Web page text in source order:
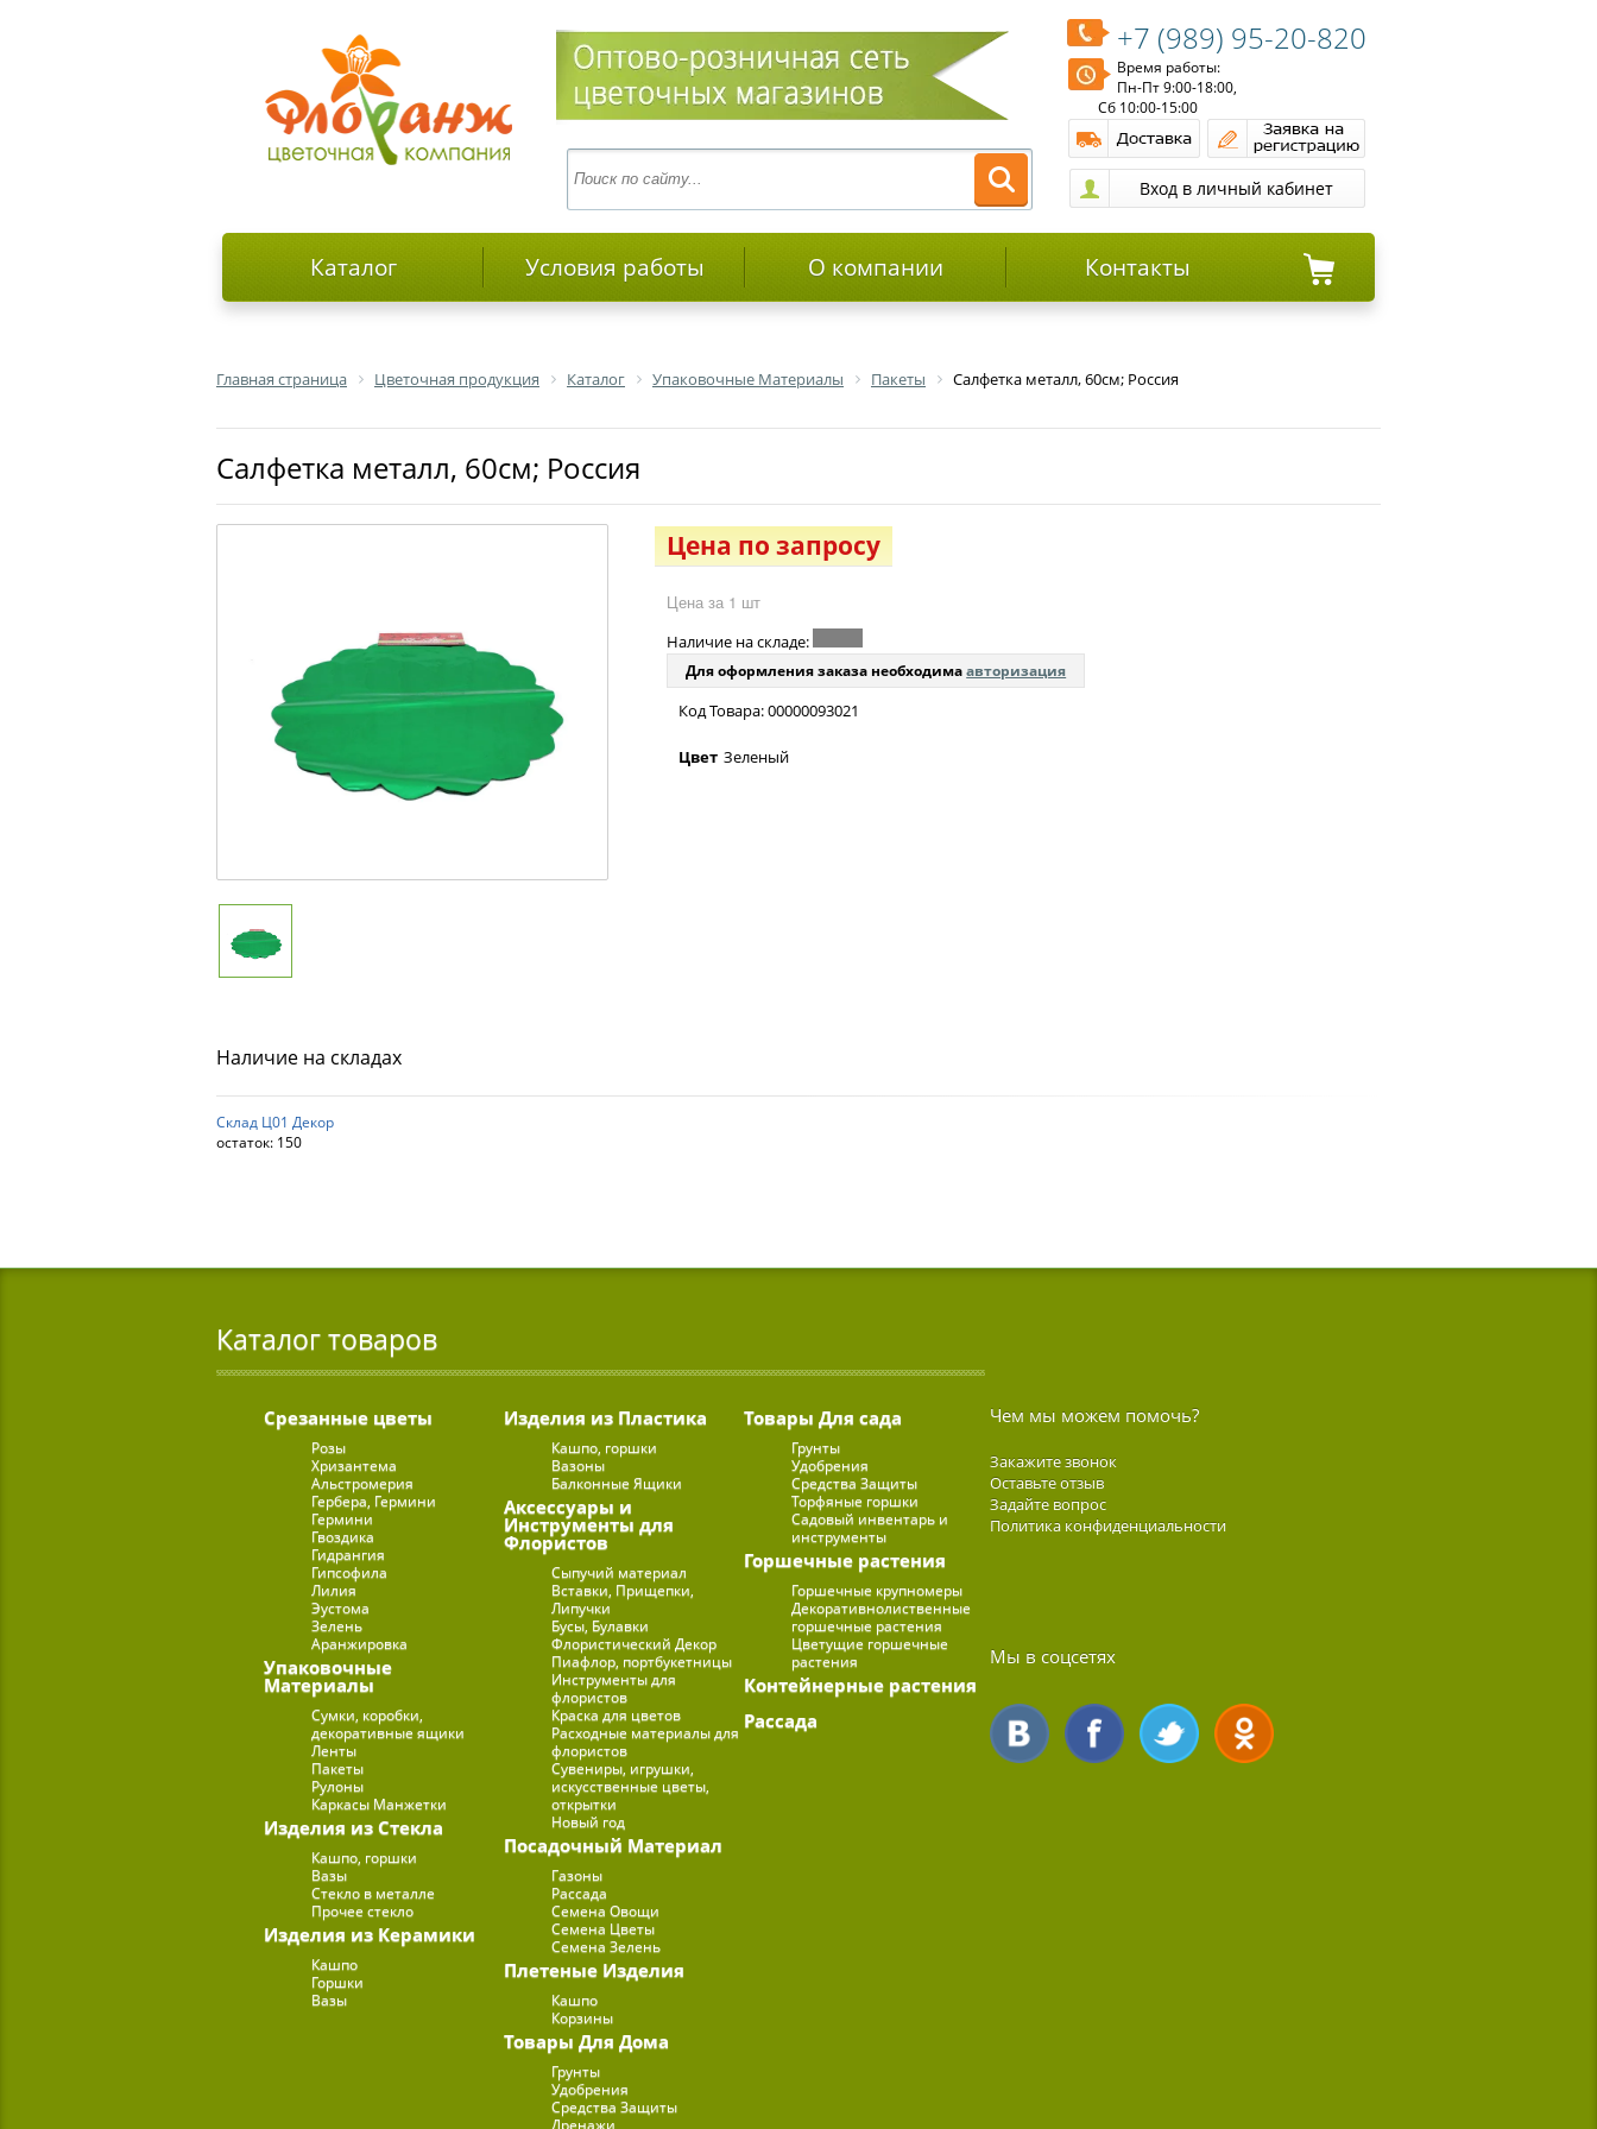
+7 (989) 95-20-820
Время работы:
Пн-Пт 9:00-18:00,
Сб 10:00-15:00
Каталог Условия работы О компании Контакты
Главная страница Цветочная продукция Каталог Упаковочные Материалы Пакеты Салфетка металл, 60см; Россия
Салфетка металл, 60см; Россия
Цена по запросу
Цена за 1 шт
Наличие на складе:
Для оформления заказа необходимаавторизация
Код Товара: 00000093021
Цвет Зеленый
Наличие на складах
Склад Ц01 Декор
остаток: 150
Каталог товаров
Срезанные цветы
Розы
Хризантема
Альстромерия
Гербера, Гермини
Гермини
Гвоздика
Гидрангия
Гипсофила
Лилия
Эустома
Зелень
Аранжировка
Упаковочные
Материалы
Сумки, коробки,
декоративные ящики
Ленты
Пакеты
Рулоны
Каркасы Манжетки
Изделия из Стекла
Кашпо, горшки
Вазы
Стекло в металле
Прочее стекло
Изделия из Керамики
Кашпо
Горшки
Вазы
Изделия из Пластика
Кашпо, горшки
Вазоны
Балконные Ящики
Аксессуары и
Инструменты для
Флористов
Сыпучий материал
Вставки, Прищепки,
Липучки
Бусы, Булавки
Флористический Декор
Пиафлор, портбукетницы
Инструменты для
флористов
Краска для цветов
Расходные материалы для
флористов
Сувениры, игрушки,
искусственные цветы,
открытки
Новый год
Посадочный Материал
Газоны
Рассада
Семена Овощи
Семена Цветы
Семена Зелень
Плетеные Изделия
Кашпо
Корзины
Товары Для Дома
Грунты
Удобрения
Средства Защиты
Дренажи
Товары Для сада
Грунты
Удобрения
Средства Защиты
Торфяные горшки
Садовый инвентарь и
инструменты
Горшечные растения
Горшечные крупномеры
Декоративнолиственные
горшечные растения
Цветущие горшечные
растения
Контейнерные растения
Рассада
Чем мы можем помочь?
Закажите звонок
Оставьте отзыв
Задайте вопрос
Политика конфиденциальности
Мы в соцсетях